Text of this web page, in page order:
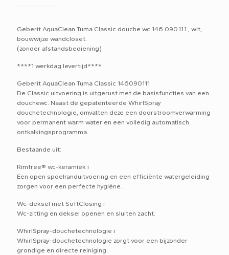
Geberit AquaClean Tuma Classic douche wc 146.090.11.1 , wit,
bouwwijze wandcloset.
(zonder afstandsbediening)
****1 werkdag levertijd****
Geberit AquaClean Tuma Classic 146090111
De Classic uitvoering is uitgerust met de basisfuncties van een
douchewc. Naast de gepatenteerde WhirlSpray
douchetechnologie, omvatten deze een doorstroomverwarming
voor permanent warm water en een volledig automatisch
ontkalkingsprogramma.
Bestaande uit:
Rimfree® wc-keramiek i
Een open spoelranduitvoering en een efficiënte watergeleiding
zorgen voor een perfecte hygiëne.
Wc-deksel met SoftClosing i
Wc-zitting en deksel openen en sluiten zacht.
WhirlSpray-douchetechnologie i
WhirlSpray-douchetechnologie zorgt voor een bijzonder
grondige en directe reiniging.